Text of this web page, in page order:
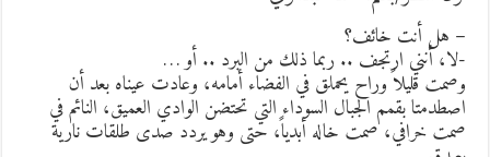
هل أنت خائف؟
أنني ارتجف .. ربما ذلك من البرد .. أو …
قليلاً وراح يحملق في الفضاء أمامه، وعادت عيناه بعد أن
بقمم الجبال السوداء التي تحتضن الوادي العميق، النائم في
خرافي، صمت خاله أبدياً، حتى وهو يردد صدى طلقات نارية